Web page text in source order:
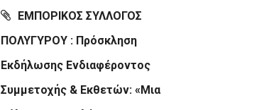
ΕΜΠΟΡΙΚΟΣ ΣΥΛΛΟΓΟΣ
ΠΟΛΥΓΥΡΟΥ : Πρόσκληση
Εκδήλωσης Ενδιαφέροντος
Συμμετοχής & Εκθετών: «Μια